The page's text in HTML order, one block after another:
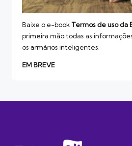
Baixe o e-book Termos de usoda
primeira mão todas as
os armários inteligentes.
EM BREVE